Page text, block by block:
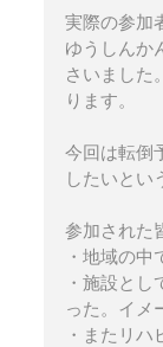
実際の参加
ゆうしんか
さいました
ります。
今回は転倒
したいとい
参加された
・地域の
・施設と
った。イメ
・またリ